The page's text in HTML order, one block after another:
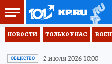
НОВОСТИ ТОЛЬКО У НАС
ОБЩЕСТВО 2 июля 2026 10:00